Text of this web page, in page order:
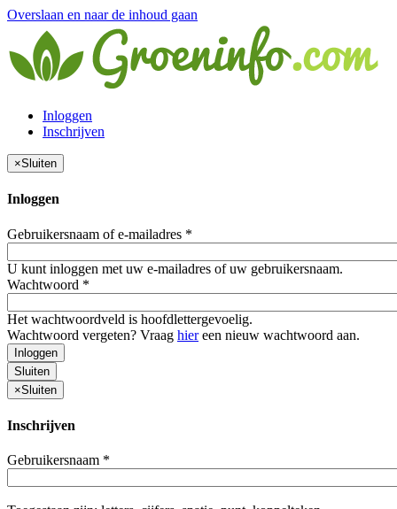
Overslaan en naar de inhoud gaan
Inloggen
Inschrijven
×Sluiten
Inloggen
Gebruikersnaam of e-mailadres *
U kunt inloggen met uw e-mailadres of uw gebruikersnaam.
Wachtwoord *
Het wachtwoordveld is hoofdlettergevoelig.
Wachtwoord vergeten? Vraag hiereen nieuw wachtwoord aan.
Inloggen
Sluiten
×Sluiten
Inschrijven
Gebruikersnaam *